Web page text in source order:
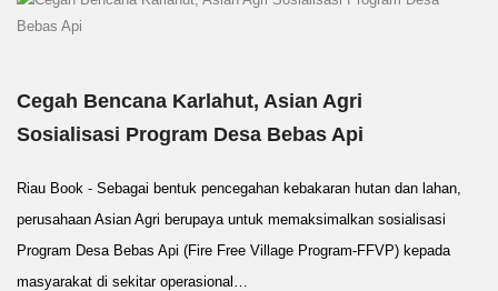
Cegah Bencana Karlahut, Asian Agri
Sosialisasi Program Desa Bebas Api
Riau Book - Sebagai bentuk pencegahan kebakaran hutan dan lahan,
perusahaan Asian Agri berupaya untuk memaksimalkan sosialisasi
Program Desa Bebas Api (Fire Free Village Program-FFVP) kepada
masyarakat di sekitar operasional…